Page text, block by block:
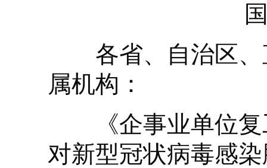
各省、自治区、
属机构：
《企事业单位复
对新型冠状病毒感